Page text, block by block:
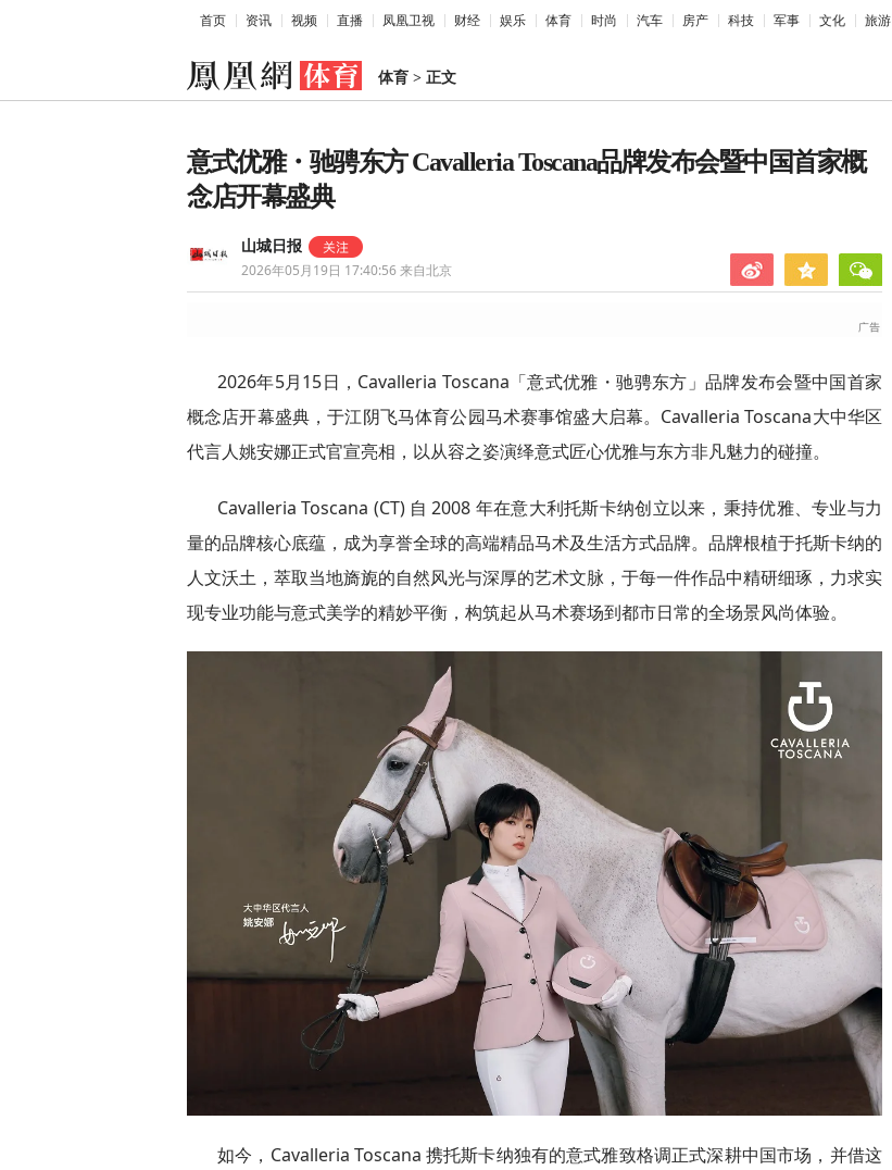
首页 资讯 视频 直播 凤凰卫视 财经 娱乐 体育 时尚 汽车 房产 科技 军事 文化 旅游
体育 > 正文
意式优雅・驰骋东方 Cavalleria Toscana品牌发布会暨中国首家概
念店开幕盛典
山城日报
2026年05月19日 17:40:56来自北京
2026年5月15日，Cavalleria Toscana「意式优雅・驰骋东方」品牌发布会暨中国首家
概念店开幕盛典，于江阴飞马体育公园马术赛事馆盛大启幕。Cavalleria Toscana大中华区
代言人姚安娜正式官宣亮相，以从容之姿演绎意式匠心优雅与东方非凡魅力的碰撞。
Cavalleria Toscana (CT) 自 2008 年在意大利托斯卡纳创立以来，秉持优雅、专业与力
量的品牌核心底蕴，成为享誉全球的高端精品马术及生活方式品牌。品牌根植于托斯卡纳的
人文沃土，萃取当地旖旎的自然风光与深厚的艺术文脉，于每一件作品中精研细琢，力求实
现专业功能与意式美学的精妙平衡，构筑起从马术赛场到都市日常的全场景风尚体验。
如今，Cavalleria Toscana 携托斯卡纳独有的意式雅致格调正式深耕中国市场，并借这